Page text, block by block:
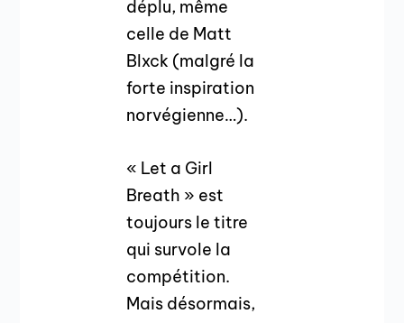
déplu, même
celle de Matt
Blxck (malgré la
forte inspiration
norvégienne…).
« Let a Girl
Breath » est
toujours le titre
qui survole la
compétition.
Mais désormais,